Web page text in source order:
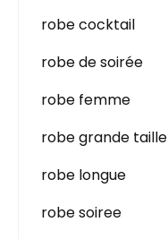
robe cocktail
robe de soirée
robe femme
robe grande taille
robe longue
robe soiree